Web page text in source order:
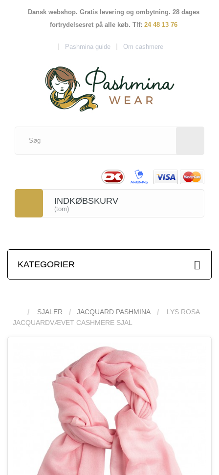
Dansk webshop. Gratis levering og ombytning. 28 dages
fortrydelsesret på alle køb. Tlf: 24 48 13 76
Pashmina guide Om cashmere
INDKØBSKURV
(tom)
KATEGORIER
SJALER JACQUARD PASHMINA
LYS ROSA
JACQUARDVÆVET CASHMERE SJAL